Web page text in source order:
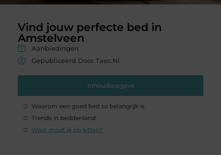
Vind jouw perfecte bed in
Amstelveen
Aanbiedingen
Gepubliceerd Door Taec.nl
Inhoudsopgave
Waarom een goed bed zo belangrijk is
Trends in beddenland
Waar moet je op letten?